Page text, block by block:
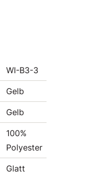
WI-B3-3
Gelb
Gelb
100%
Polyester
Glatt